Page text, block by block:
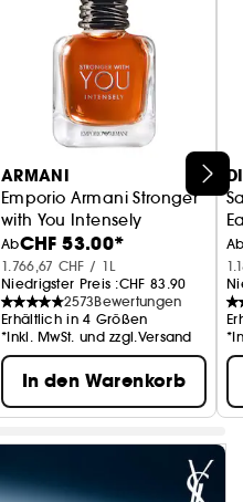
ARMANI
Emporio Armani Stronger
with You Intensely
Eau de Parfum
AbCHF 53.00*
1.766,67 CHF / 1L
Niedrigster Preis :CHF 83.90
2573Bewertungen
Erhältlich in 4 Größen
*Inkl. MwSt. und zzgl.Versand
In den Warenkorb